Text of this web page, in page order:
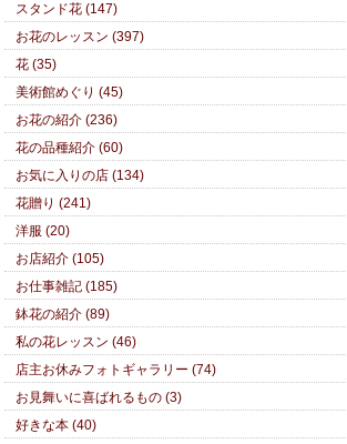
スタンド花 (147)
お花のレッスン (397)
花 (35)
美術館めぐり (45)
お花の紹介 (236)
花の品種紹介 (60)
お気に入りの店 (134)
花贈り (241)
洋服 (20)
お店紹介 (105)
お仕事雑記 (185)
鉢花の紹介 (89)
私の花レッスン (46)
店主お休みフォトギャラリー (74)
お見舞いに喜ばれるもの (3)
好きな本 (40)